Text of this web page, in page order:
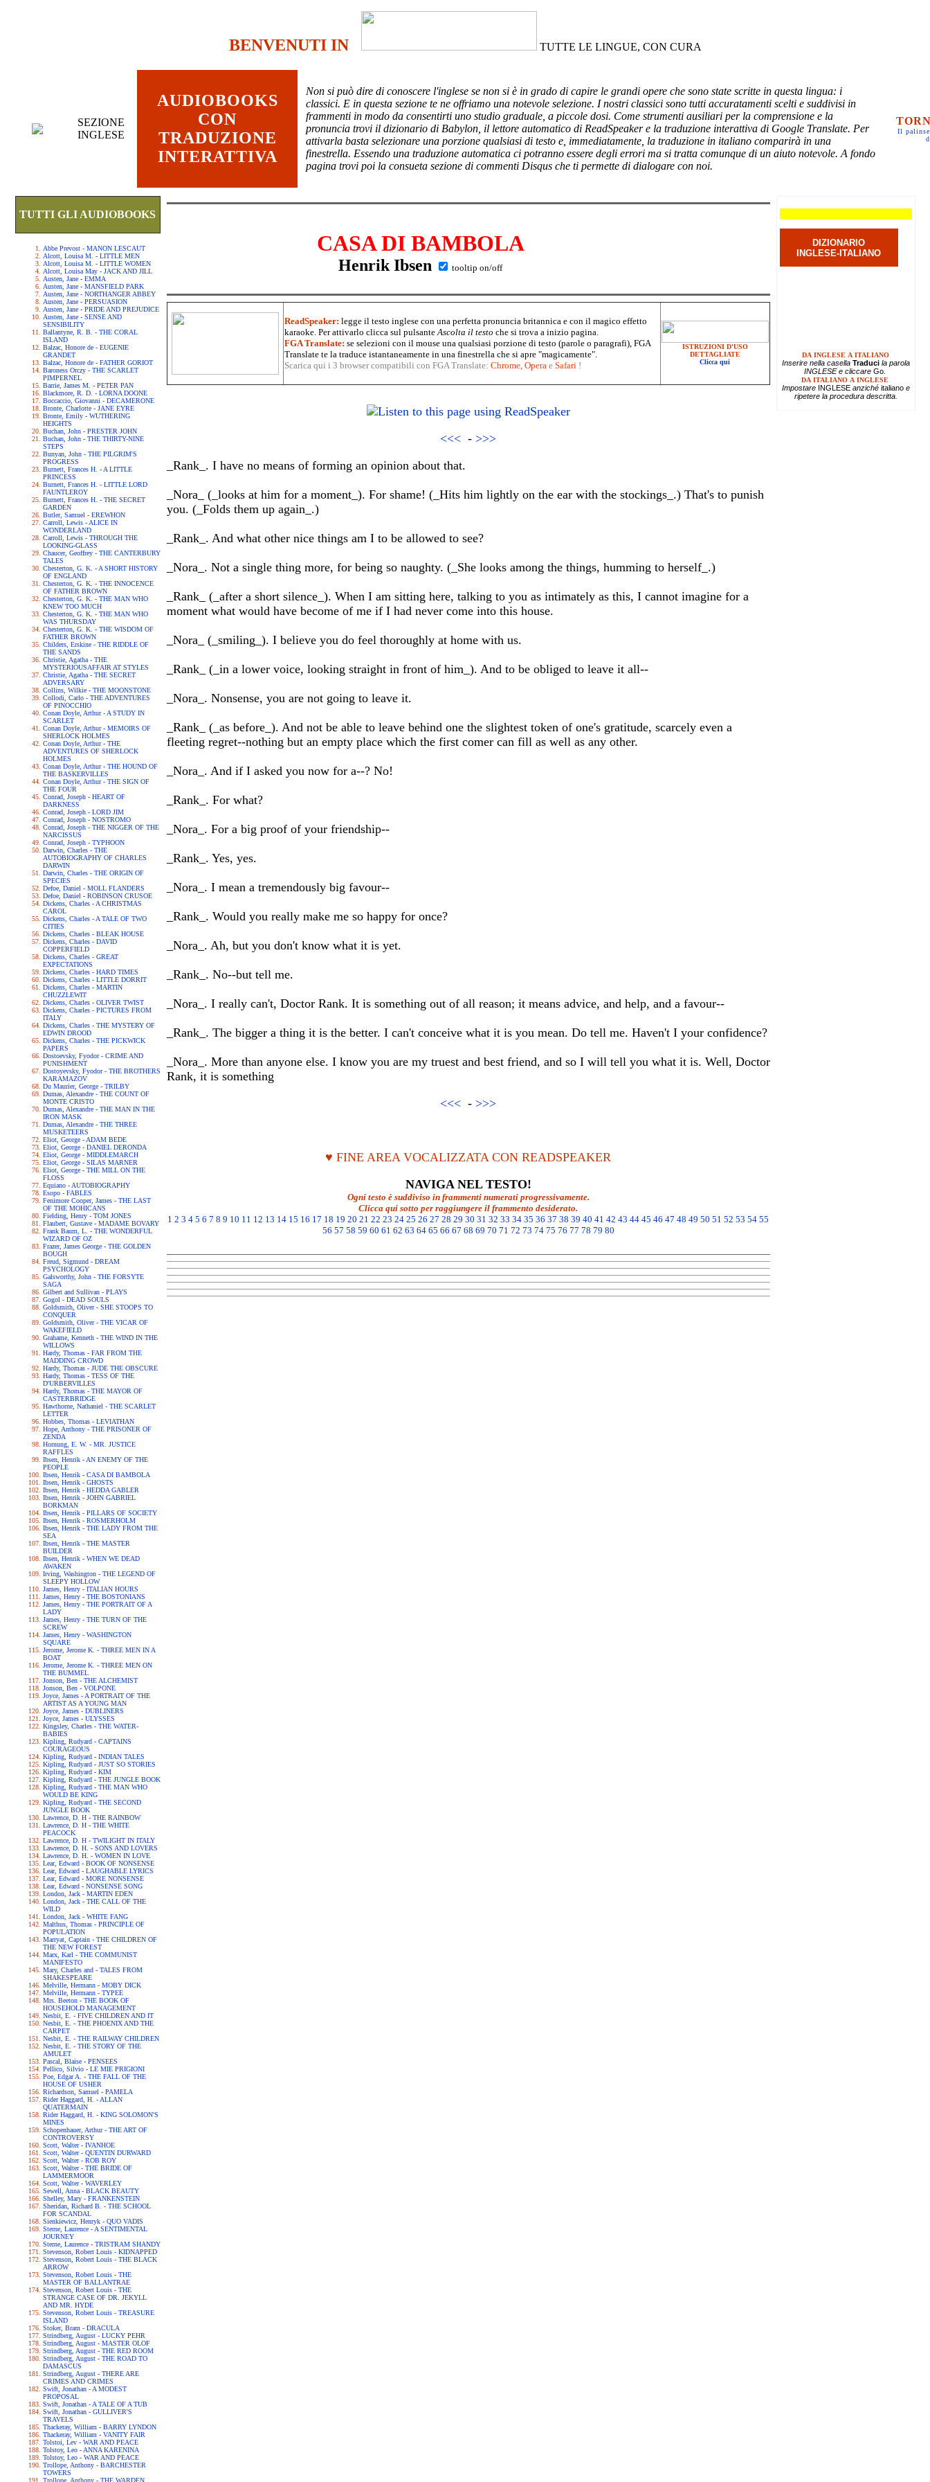
BENVENUTI IN TUTTE LE LINGUE, CON CURA
SEZIONE
INGLESE
AUDIOBOOKS
CON
TRADUZIONE
INTERATTIVA
Non si può dire di conoscere l'inglese se non si è in grado di capire le grandi opere che sono state scritte in questa lingua: i
classici. E in questa sezione te ne offriamo una notevole selezione. I nostri classici sono tutti accuratamenti scelti e suddivisi in
frammenti in modo da consentirti uno studio graduale, a piccole dosi. Come strumenti ausiliari per la comprensione e la
pronuncia trovi il dizionario di Babylon, il lettore automatico di ReadSpeaker e la traduzione interattiva di Google Translate. Per
attivarla basta selezionare una porzione qualsiasi di testo e, immediatamente, la traduzione in italiano comparirà in una
finestrella. Essendo una traduzione automatica ci potranno essere degli errori ma si tratta comunque di un aiuto notevole. A fondo
pagina trovi poi la consueta sezione di commenti Disqus che ti permette di dialogare con noi.
Il
TUTTI GLI AUDIOBOOKS
Abbe Prevost - MANON LESCAUT
Alcott, Louisa M. - LITTLE MEN
Alcott, Louisa M. - LITTLE WOMEN
Alcott, Louisa May - JACK AND JILL
Austen, Jane - EMMA
Austen, Jane - MANSFIELD PARK
Austen, Jane - NORTHANGER ABBEY
Austen, Jane - PERSUASION
Austen, Jane - PRIDE AND PREJUDICE
Austen, Jane - SENSE AND
SENSIBILITY
Ballantyne, R. B. - THE CORAL
ISLAND
Balzac, Honore de - EUGENIE
GRANDET
Balzac, Honore de - FATHER GORIOT
Baroness Orczy - THE SCARLET
PIMPERNEL
Barrie, James M. - PETER PAN
Blackmore, R. D. - LORNA DOONE
Boccaccio, Giovanni - DECAMERONE
Bronte, Charlotte - JANE EYRE
Bronte, Emily - WUTHERING
HEIGHTS
Buchan, John - PRESTER JOHN
Buchan, John - THE THIRTY-NINE
STEPS
Bunyan, John - THE PILGRIM'S
PROGRESS
Burnett, Frances H. - A LITTLE
PRINCESS
Burnett, Frances H. - LITTLE LORD
FAUNTLEROY
Burnett, Frances H. - THE SECRET
GARDEN
Butler, Samuel - EREWHON
Carroll, Lewis - ALICE IN
WONDERLAND
Carroll, Lewis - THROUGH THE
LOOKING-GLASS
Chaucer, Geoffrey - THE CANTERBURY
TALES
Chesterton, G. K. - A SHORT HISTORY
OF ENGLAND
Chesterton, G. K. - THE INNOCENCE
OF FATHER BROWN
Chesterton, G. K. - THE MAN WHO
KNEW TOO MUCH
Chesterton, G. K. - THE MAN WHO
WAS THURSDAY
Chesterton, G. K. - THE WISDOM OF
FATHER BROWN
Childers, Erskine - THE RIDDLE OF
THE SANDS
Christie, Agatha - THE
MYSTERIOUSAFFAIR AT STYLES
Christie, Agatha - THE SECRET
ADVERSARY
Collins, Wilkie - THE MOONSTONE
Collodi, Carlo - THE ADVENTURES
OF PINOCCHIO
Conan Doyle, Arthur - A STUDY IN
SCARLET
Conan Doyle, Arthur - MEMOIRS OF
SHERLOCK HOLMES
Conan Doyle, Arthur - THE
ADVENTURES OF SHERLOCK
HOLMES
Conan Doyle, Arthur - THE HOUND OF
THE BASKERVILLES
Conan Doyle, Arthur - THE SIGN OF
THE FOUR
Conrad, Joseph - HEART OF
DARKNESS
Conrad, Joseph - LORD JIM
Conrad, Joseph - NOSTROMO
Conrad, Joseph - THE NIGGER OF THE
NARCISSUS
Conrad, Joseph - TYPHOON
Darwin, Charles - THE
AUTOBIOGRAPHY OF CHARLES
DARWIN
Darwin, Charles - THE ORIGIN OF
SPECIES
Defoe, Daniel - MOLL FLANDERS
Defoe, Daniel - ROBINSON CRUSOE
Dickens, Charles - A CHRISTMAS
CAROL
Dickens, Charles - A TALE OF TWO
CITIES
Dickens, Charles - BLEAK HOUSE
Dickens, Charles - DAVID
COPPERFIELD
Dickens, Charles - GREAT
EXPECTATIONS
Dickens, Charles - HARD TIMES
Dickens, Charles - LITTLE DORRIT
Dickens, Charles - MARTIN
CHUZZLEWIT
Dickens, Charles - OLIVER TWIST
Dickens, Charles - PICTURES FROM
ITALY
Dickens, Charles - THE MYSTERY OF
EDWIN DROOD
Dickens, Charles - THE PICKWICK
PAPERS
Dostoevsky, Fyodor - CRIME AND
PUNISHMENT
Dostoyevsky, Fyodor - THE BROTHERS
KARAMAZOV
Du Maurier, George - TRILBY
Dumas, Alexandre - THE COUNT OF
MONTE CRISTO
Dumas, Alexandre - THE MAN IN THE
IRON MASK
Dumas, Alexandre - THE THREE
MUSKETEERS
Eliot, George - ADAM BEDE
Eliot, George - DANIEL DERONDA
Eliot, George - MIDDLEMARCH
Eliot, George - SILAS MARNER
Eliot, George - THE MILL ON THE
FLOSS
Equiano - AUTOBIOGRAPHY
Esopo - FABLES
Fenimore Cooper, James - THE LAST
OF THE MOHICANS
Fielding, Henry - TOM JONES
Flaubert, Gustave - MADAME BOVARY
Frank Baum, L. - THE WONDERFUL
WIZARD OF OZ
Frazer, James George - THE GOLDEN
BOUGH
Freud, Sigmund - DREAM
PSYCHOLOGY
Galsworthy, John - THE FORSYTE
SAGA
Gilbert and Sullivan - PLAYS
Gogol - DEAD SOULS
Goldsmith, Oliver - SHE STOOPS TO
CONQUER
Goldsmith, Oliver - THE VICAR OF
WAKEFIELD
Grahame, Kenneth - THE WIND IN THE
WILLOWS
Hardy, Thomas - FAR FROM THE
MADDING CROWD
Hardy, Thomas - JUDE THE OBSCURE
Hardy, Thomas - TESS OF THE
D'URBERVILLES
Hardy, Thomas - THE MAYOR OF
CASTERBRIDGE
Hawthorne, Nathaniel - THE SCARLET
LETTER
Hobbes, Thomas - LEVIATHAN
Hope, Anthony - THE PRISONER OF
ZENDA
Hornung, E. W. - MR. JUSTICE
RAFFLES
Ibsen, Henrik - AN ENEMY OF THE
PEOPLE
Ibsen, Henrik - CASA DI BAMBOLA
Ibsen, Henrik - GHOSTS
Ibsen, Henrik - HEDDA GABLER
Ibsen, Henrik - JOHN GABRIEL
BORKMAN
Ibsen, Henrik - PILLARS OF SOCIETY
Ibsen, Henrik - ROSMERHOLM
Ibsen, Henrik - THE LADY FROM THE
SEA
Ibsen, Henrik - THE MASTER
BUILDER
Ibsen, Henrik - WHEN WE DEAD
AWAKEN
Irving, Washington - THE LEGEND OF
SLEEPY HOLLOW
James, Henry - ITALIAN HOURS
James, Henry - THE BOSTONIANS
James, Henry - THE PORTRAIT OF A
LADY
James, Henry - THE TURN OF THE
SCREW
James, Henry - WASHINGTON
SQUARE
Jerome, Jerome K. - THREE MEN IN A
BOAT
Jerome, Jerome K. - THREE MEN ON
THE BUMMEL
Jonson, Ben - THE ALCHEMIST
Jonson, Ben - VOLPONE
Joyce, James - A PORTRAIT OF THE
ARTIST AS A YOUNG MAN
Joyce, James - DUBLINERS
Joyce, James - ULYSSES
Kingsley, Charles - THE WATER-
BABIES
Kipling, Rudyard - CAPTAINS
COURAGEOUS
Kipling, Rudyard - INDIAN TALES
Kipling, Rudyard - JUST SO STORIES
Kipling, Rudyard - KIM
Kipling, Rudyard - THE JUNGLE BOOK
Kipling, Rudyard - THE MAN WHO
WOULD BE KING
Kipling, Rudyard - THE SECOND
JUNGLE BOOK
Lawrence, D. H - THE RAINBOW
Lawrence, D. H - THE WHITE
PEACOCK
Lawrence, D. H - TWILIGHT IN ITALY
Lawrence, D. H. - SONS AND LOVERS
Lawrence, D. H. - WOMEN IN LOVE
Lear, Edward - BOOK OF NONSENSE
Lear, Edward - LAUGHABLE LYRICS
Lear, Edward - MORE NONSENSE
Lear, Edward - NONSENSE SONG
London, Jack - MARTIN EDEN
London, Jack - THE CALL OF THE
WILD
London, Jack - WHITE FANG
Malthus, Thomas - PRINCIPLE OF
POPULATION
Marryat, Captain - THE CHILDREN OF
THE NEW FOREST
Marx, Karl - THE COMMUNIST
MANIFESTO
Mary, Charles and - TALES FROM
SHAKESPEARE
Melville, Hermann - MOBY DICK
Melville, Hermann - TYPEE
Mrs. Beeton - THE BOOK OF
HOUSEHOLD MANAGEMENT
Nesbit, E. - FIVE CHILDREN AND IT
Nesbit, E. - THE PHOENIX AND THE
CARPET
Nesbit, E. - THE RAILWAY CHILDREN
Nesbit, E. - THE STORY OF THE
AMULET
Pascal, Blaise - PENSEES
Pellico, Silvio - LE MIE PRIGIONI
Poe, Edgar A. - THE FALL OF THE
HOUSE OF USHER
Richardson, Samuel - PAMELA
Rider Haggard, H. - ALLAN
QUATERMAIN
Rider Haggard, H. - KING SOLOMON'S
MINES
Schopenhauer, Arthur - THE ART OF
CONTROVERSY
Scott, Walter - IVANHOE
Scott, Walter - QUENTIN DURWARD
Scott, Walter - ROB ROY
Scott, Walter - THE BRIDE OF
LAMMERMOOR
Scott, Walter - WAVERLEY
Sewell, Anna - BLACK BEAUTY
Shelley, Mary - FRANKENSTEIN
Sheridan, Richard B. - THE SCHOOL
FOR SCANDAL
Sienkiewicz, Henryk - QUO VADIS
Sterne, Laurence - A SENTIMENTAL
JOURNEY
Sterne, Laurence - TRISTRAM SHANDY
Stevenson, Robert Louis - KIDNAPPED
Stevenson, Robert Louis - THE BLACK
ARROW
Stevenson, Robert Louis - THE
MASTER OF BALLANTRAE
Stevenson, Robert Louis - THE
STRANGE CASE OF DR. JEKYLL
AND MR. HYDE
Stevenson, Robert Louis - TREASURE
ISLAND
Stoker, Bram - DRACULA
Strindberg, August - LUCKY PEHR
Strindberg, August - MASTER OLOF
Strindberg, August - THE RED ROOM
Strindberg, August - THE ROAD TO
DAMASCUS
Strindberg, August - THERE ARE
CRIMES AND CRIMES
Swift, Jonathan - A MODEST
PROPOSAL
Swift, Jonathan - A TALE OF A TUB
Swift, Jonathan - GULLIVER'S
TRAVELS
Thackeray, William - BARRY LYNDON
Thackeray, William - VANITY FAIR
Tolstoi, Lev - WAR AND PEACE
Tolstoy, Leo - ANNA KARENINA
Tolstoy, Leo - WAR AND PEACE
Trollope, Anthony - BARCHESTER
TOWERS
Trollope, Anthony - THE WARDEN
CASA DI BAMBOLA
Henrik Ibsen tooltip on/off
ReadSpeaker: legge il testo inglese con una perfetta pronuncia britannica e con il magico effetto
karaoke. Per attivarlo clicca sul pulsanteAscolta il testo che si trova a inizio pagina.
FGA Translate: se selezioni con il mouse una qualsiasi porzione di testo (parole o paragrafi), FGA
Translate te la traduce istantaneamente in una finestrella che si apre "magicamente".
Scarica qui i 3 browser compatibili con FGA Translate: Chrome, Operae Safari !
ISTRUZIONI D'USO
DETTAGLIATE
Clicca qui
<<< - >>>
_Rank_. I have no means of forming an opinion about that.
_Nora_ (_looks at him for a moment_). For shame! (_Hits him lightly on the ear with the stockings_.) That's to punish
you. (_Folds them up again_.)
_Rank_. And what other nice things am I to be allowed to see?
_Nora_. Not a single thing more, for being so naughty. (_She looks among the things, humming to herself_.)
_Rank_ (_after a short silence_). When I am sitting here, talking to you as intimately as this, I cannot imagine for a
moment what would have become of me if I had never come into this house.
_Nora_ (_smiling_). I believe you do feel thoroughly at home with us.
_Rank_ (_in a lower voice, looking straight in front of him_). And to be obliged to leave it all--
_Nora_. Nonsense, you are not going to leave it.
_Rank_ (_as before_). And not be able to leave behind one the slightest token of one's gratitude, scarcely even a
fleeting regret--nothing but an empty place which the first comer can fill as well as any other.
_Nora_. And if I asked you now for a--? No!
_Rank_. For what?
_Nora_. For a big proof of your friendship--
_Rank_. Yes, yes.
_Nora_. I mean a tremendously big favour--
_Rank_. Would you really make me so happy for once?
_Nora_. Ah, but you don't know what it is yet.
_Rank_. No--but tell me.
_Nora_. I really can't, Doctor Rank. It is something out of all reason; it means advice, and help, and a favour--
_Rank_. The bigger a thing it is the better. I can't conceive what it is you mean. Do tell me. Haven't I your confidence?
_Nora_. More than anyone else. I know you are my truest and best friend, and so I will tell you what it is. Well, Doctor
Rank, it is something
<<< - >>>
♥ FINE AREA VOCALIZZATA CON READSPEAKER
NAVIGA NEL TESTO!
Ogni testo è suddiviso in frammenti numerati progressivamente.
Clicca qui sotto per raggiungere il frammento desiderato.
1 2 3 4 5 6 7 8 9 10 11 12 13 14 15 16 17 18 19 20 21 22 23 24 25 26 27 28 29 30 31 32 33 34 35 36 37 38 39 40 41 42 43 44 45 46 47 48 49 50 51 52 53 54 55
56 57 58 59 60 61 62 63 64 65 66 67 68 69 70 71 72 73 74 75 76 77 78 79 80
DIZIONARIO
INGLESE-ITALIANO
DA INGLESE A ITALIANO
Inserire nella casella Traducila parola
INGLESE e cliccare Go.
DA ITALIANO A INGLESE
Impostare INGLESEanziché italianoe
ripetere la procedura descritta.